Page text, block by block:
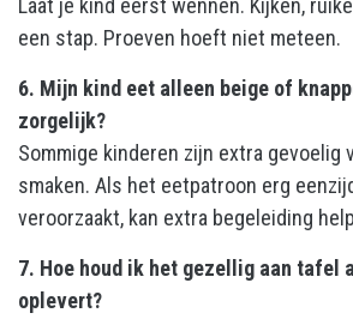
Laat je kind eerst wennen. Kijken,
een stap. Proeven hoeft niet meteen.
6. Mijn kind eet alleen beige of
zorgelijk?
Sommige kinderen zijn extra
smaken. Als het eetpatroon erg
veroorzaakt, kan extra begeleiding
7. Hoe houd ik het gezellig aan tafel
oplevert?